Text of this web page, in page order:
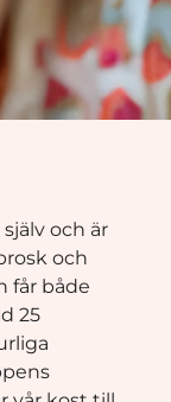
och är
och
får både
25